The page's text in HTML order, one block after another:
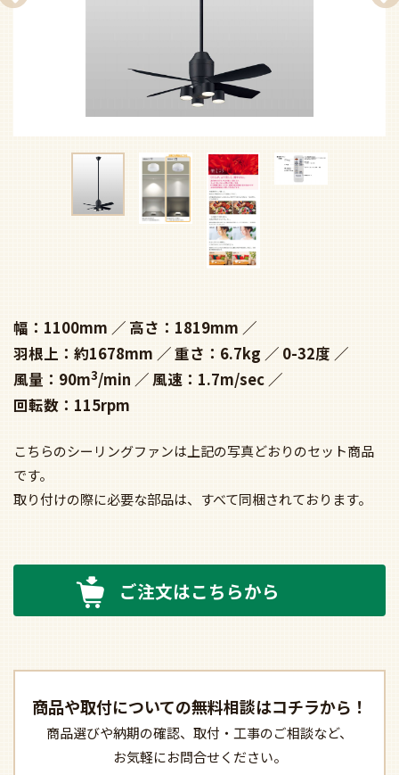
幅：1100mm
高さ：1819mm
羽根上：約1678mm
重さ：6.7kg
0-32度
風量：90m3/min
風速：1.7m/sec
回転数：115rpm
こちらのシーリングファンは上記の写真どおりのセット商品
です。
取り付けの際に必要な部品は、すべて同梱されております。
ご注文はこちらから
商品や取付についての無料相談はコチラから！
商品選びや納期の確認、 取付・工事のご相談など、
お気軽にお問合せください。